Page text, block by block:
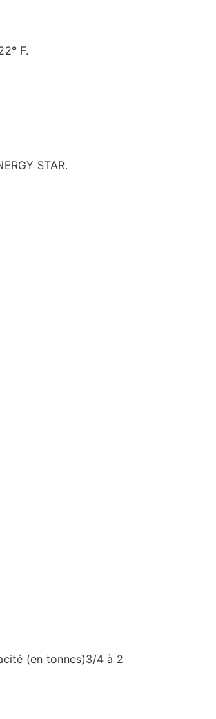
F.
STAR.
(en tonnes)3/4 à 2